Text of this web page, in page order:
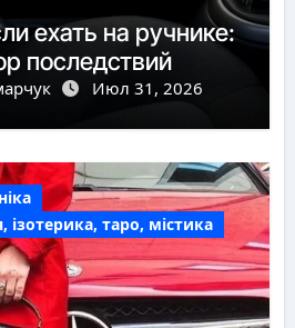
ехать на ручнике:
последствий
Июл 31, 2026
ізотерика, таро, містика